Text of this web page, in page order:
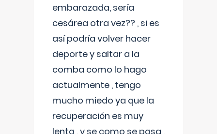
embarazada, sería
cesárea otra vez?? , si es
así podría volver hacer
deporte y saltar a la
comba como lo hago
actualmente , tengo
mucho miedo ya que la
recuperación es muy
lenta , y se como se pasa ,